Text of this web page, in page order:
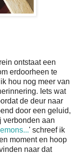
ontstaat een
erdoorheen te
hou nog meer van
Iets wat
de deur naar
door een geluid,
verbonden aan
' schreef ik
moment en hoop
naar dat